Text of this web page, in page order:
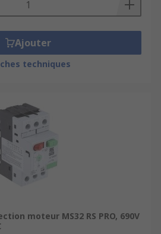
Ajouter
techniques
moteur MS32 RS PRO, 690V